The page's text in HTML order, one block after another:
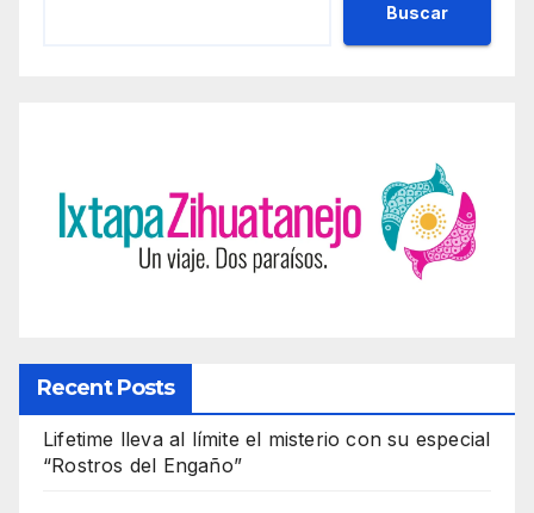
Buscar
Recent Posts
Lifetime lleva al límite el misterio con su especial
“Rostros del Engaño”